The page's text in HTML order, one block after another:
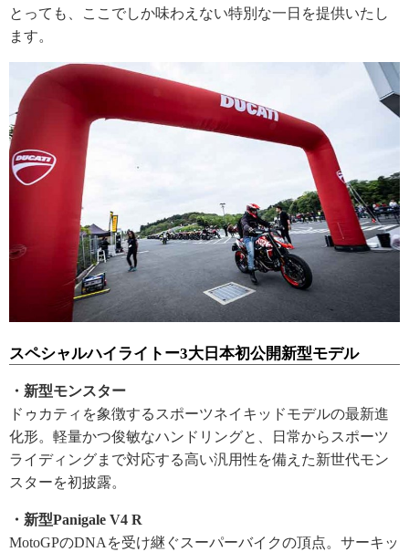
とっても、ここでしか味わえない特別な一日を提供いたし
ます。
スペシャルハイライトー3大日本初公開新型モデル
・新型モンスター
ドゥカティを象徴するスポーツネイキッドモデルの最新進
化形。軽量かつ俊敏なハンドリングと、日常からスポーツ
ライディングまで対応する高い汎用性を備えた新世代モン
スターを初披露。
・新型Panigale V4 R
MotoGPのDNAを受け継ぐスーパーバイクの頂点。サーキッ